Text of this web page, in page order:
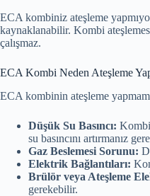
ECA kombiniz ateşleme
kaynaklanabilir. Kombi
çalışmaz.
ECA Kombi Neden Ateşleme
ECA kombinin ateşleme
Düşük Su Basıncı:
su basıncını artırmanız
Gaz Beslemesi Sorunu:
Elektrik Bağlantıları:
Brülör veya Ateşleme
gerekebilir.